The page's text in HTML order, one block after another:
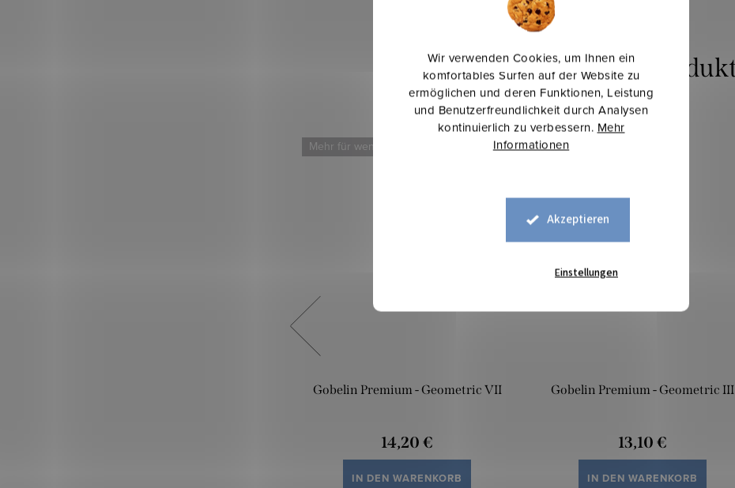
Wir verwenden Cookies, um Ihnen ein
komfortables Surfen auf der Website zu
ermöglichen und deren Funktionen, Leistung
und Benutzerfreundlichkeit durch Analysen
kontinuierlich zu verbessern. Mehr
Informationen
Akzeptieren
Einstellungen
Mehr für weniger
Gobelin Premium - Geometric VII
14,20 €
IN DEN WARENKORB
Mehr für weniger
Gobelin Premium - Geometric III
13,10 €
IN DEN WARENKORB